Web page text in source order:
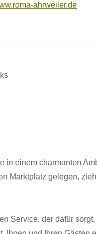
ahrweiler.de
einem charmanten
Marktplatz gelegen,
Service, der dafür